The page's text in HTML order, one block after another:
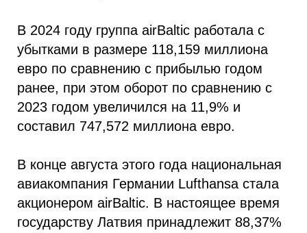
В 2024 году группа airBaltic работала с
убытками в размере 118,159 миллиона
евро по сравнению с прибылью годом
ранее, при этом оборот по сравнению с
2023 годом увеличился на 11,9% и
составил 747,572 миллиона евро.
В конце августа этого года национальная
авиакомпания Германии Lufthansa стала
акционером airBaltic. В настоящее время
государству Латвия принадлежит 88,37%